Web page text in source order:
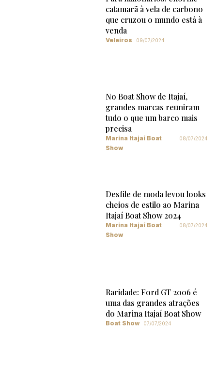
catamarã à vela de carbono
que cruzou o mundo está à
venda
Veleiros 09/07/2024
No Boat Show de Itajaí,
grandes marcas reuniram
tudo o que um barco mais
precisa
Marina Itajaí Boat
Show
08/07/2024
Desfile de moda levou looks
cheios de estilo ao Marina
Itajaí Boat Show 2024
Marina Itajaí Boat
Show
08/07/2024
Raridade: Ford GT 2006 é
uma das grandes atrações
do Marina Itajaí Boat Show
Boat Show 07/07/2024